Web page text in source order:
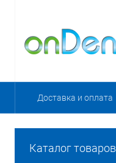
Доставка и оплата
Каталог товаров